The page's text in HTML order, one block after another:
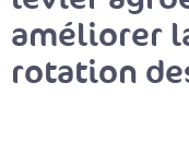
améliorer
rotation